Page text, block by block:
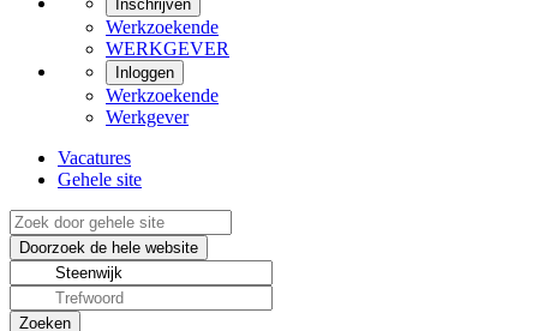
Inschrijven
Werkzoekende
WERKGEVER
Inloggen
Werkzoekende
Werkgever
Vacatures
Gehele site